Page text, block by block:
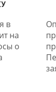
в
на
о